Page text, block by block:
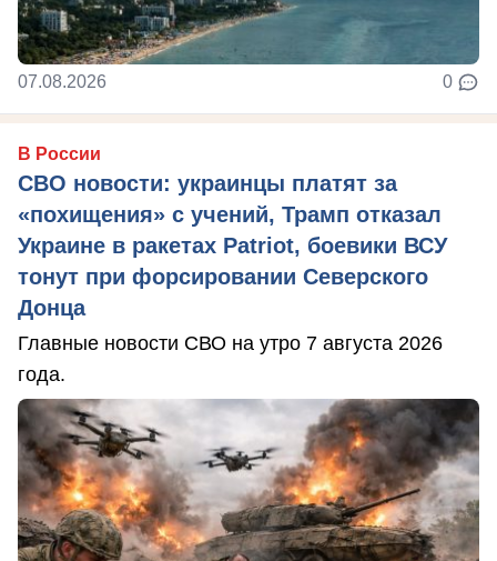
07.08.2026 0
В России
СВО новости: украинцы платят за
«похищения» с учений, Трамп отказал
Украине в ракетах Patriot, боевики ВСУ
тонут при форсировании Северского
Донца
Главные новости СВО на утро 7 августа 2026
года.